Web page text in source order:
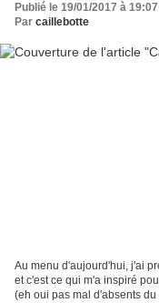
Publié le 19/01/2017 à 19:07
Par caillebotte
Au menu d'aujourd'hui, j'ai
et c'est ce qui m'a inspiré
(eh oui pas mal d'absents du